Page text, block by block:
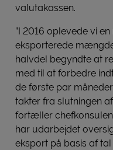
valutakassen.
”I 2016 oplevede vi
eksporterede
halvdel begyndte at
med til at forbedre
de første par
takter fra slutningen
fortæller
har udarbejdet
eksport på basis af